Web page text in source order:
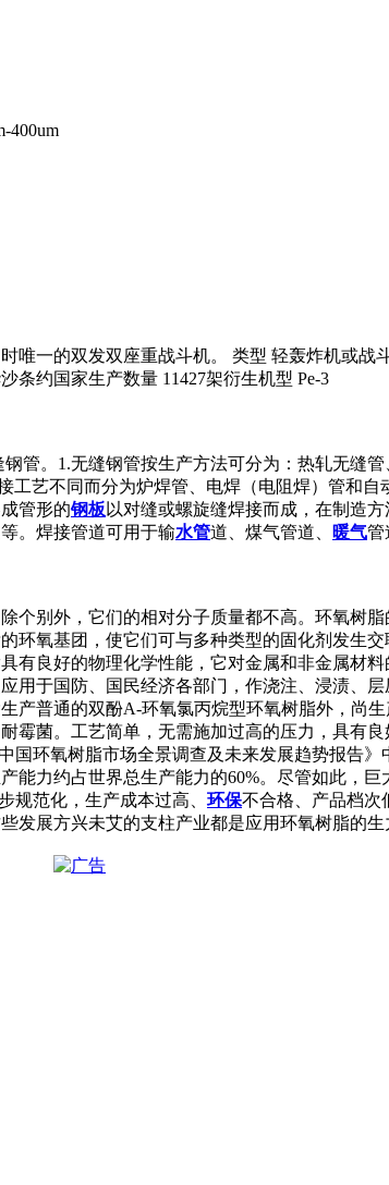
400um
一的双发双座重战斗机。 类型 轻轰炸机或战
条约国家生产数量 11427架衍生机型 Pe-3
。1.无缝钢管按生产方法可分为：热轧无缝
艺不同而分为炉焊管、电焊（电阻焊）管和
管形的钢板 以对缝或螺旋缝焊接而成，在制造
。焊接管道可用于输水管道、煤气管道、 暖气管
别外，它们的相对分子质量都不高。环氧树
氧基团，使它们可与多种类型的固化剂发生
良好的物理化学性能，它对金属和非金属材
于国防、国民经济各部门，作浇注、浸渍、层
普通的双酚A-环氧氯丙烷型环氧树脂外，尚
菌。工艺简单，无需施加过高的压力，具有
国环氧树脂市场全景调查及未来发展趋势报告
力约占世界总生产能力的60%。尽管如此，
规范化，生产成本过高、 环保不合格、产品档次
发展方兴未艾的支柱产业都是应用环氧树脂的